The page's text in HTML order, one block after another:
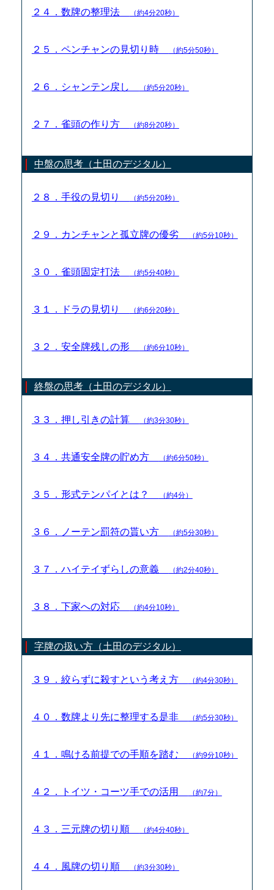
２４．数牌の整理法 （約4分20秒）
２５．ペンチャンの見切り時 （約5分50秒）
２６．シャンテン戻し （約5分20秒）
２７．雀頭の作り方 （約8分20秒）
中盤の思考（土田のデジタル）
２８．手役の見切り （約5分20秒）
２９．カンチャンと孤立牌の優劣 （約5分10秒）
３０．雀頭固定打法 （約5分40秒）
３１．ドラの見切り （約6分20秒）
３２．安全牌残しの形 （約6分10秒）
終盤の思考（土田のデジタル）
３３．押し引きの計算 （約3分30秒）
３４．共通安全牌の貯め方 （約6分50秒）
３５．形式テンパイとは？ （約4分）
３６．ノーテン罰符の貰い方 （約5分30秒）
３７．ハイテイずらしの意義 （約2分40秒）
３８．下家への対応 （約4分10秒）
字牌の扱い方（土田のデジタル）
３９．絞らずに殺すという考え方 （約4分30秒）
４０．数牌より先に整理する是非 （約5分30秒）
４１．鳴ける前提での手順を踏む （約9分10秒）
４２．トイツ・コーツ手での活用 （約7分）
４３．三元牌の切り順 （約4分40秒）
４４．風牌の切り順 （約3分30秒）